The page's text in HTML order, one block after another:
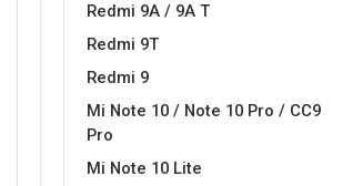
Redmi 9A / 9A T
Redmi 9T
Redmi 9
Mi Note 10 / Note 10 Pro / CC9
Pro
Mi Note 10 Lite